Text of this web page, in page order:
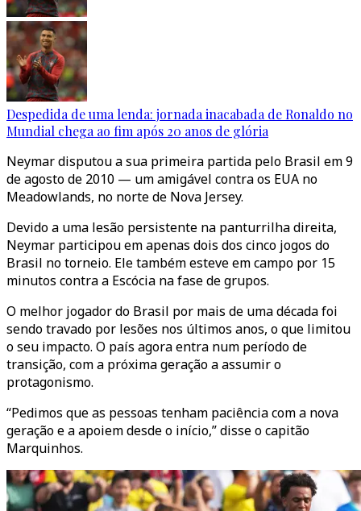
Despedida de uma lenda: jornada inacabada de Ronaldo no
Mundial chega ao fim após 20 anos de glória
Neymar disputou a sua primeira partida pelo Brasil em 9
de agosto de 2010 — um amigável contra os EUA no
Meadowlands, no norte de Nova Jersey.
Devido a uma lesão persistente na panturrilha direita,
Neymar participou em apenas dois dos cinco jogos do
Brasil no torneio. Ele também esteve em campo por 15
minutos contra a Escócia na fase de grupos.
O melhor jogador do Brasil por mais de uma década foi
sendo travado por lesões nos últimos anos, o que limitou
o seu impacto. O país agora entra num período de
transição, com a próxima geração a assumir o
protagonismo.
“Pedimos que as pessoas tenham paciência com a nova
geração e a apoiem desde o início,” disse o capitão
Marquinhos.